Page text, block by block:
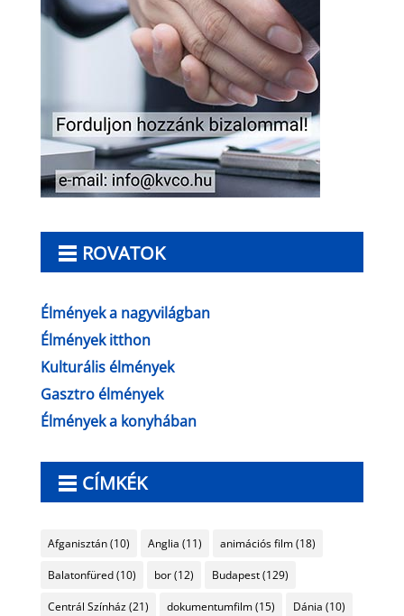
ROVATOK
Élmények a nagyvilágban
Élmények itthon
Kulturális élmények
Gasztro élmények
Élmények a konyhában
CÍMKÉK
Afganisztán(10) Anglia (11) animációs film(18)
Balatonfüred(10) bor(12) Budapest(129)
Centrál Színház(21) dokumentumfilm(15) Dánia (10)